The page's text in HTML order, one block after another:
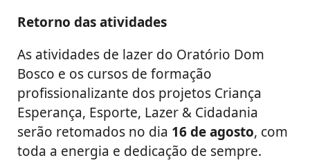
Retorno das atividades
As atividades de lazer do Oratório Dom
Bosco e os cursos de formação
profissionalizante dos projetos Criança
Esperança, Esporte, Lazer & Cidadania
serão retomados no dia 16 de agosto, com
toda a energia e dedicação de sempre.